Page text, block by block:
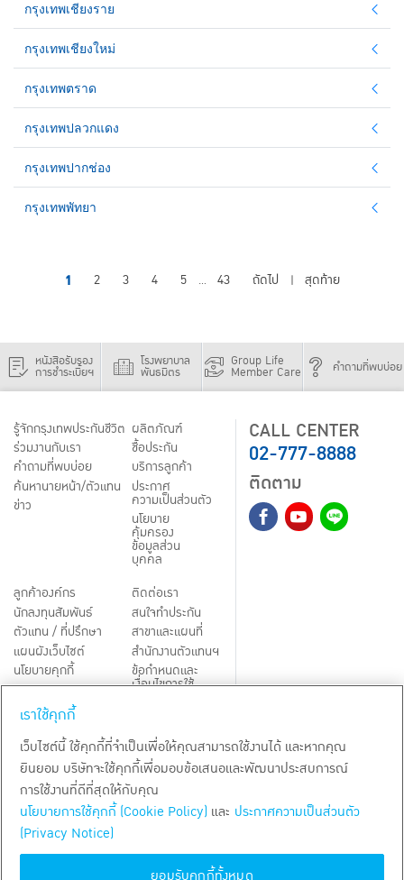
กรุงเทพเชียงราย
กรุงเทพเชียงใหม่
กรุงเทพตราด
กรุงเทพปลวกแดง
กรุงเทพปากช่อง
กรุงเทพพัทยา
1 2 3 4 5 ... 43 ถัดไป | สุดท้าย
หนังสือรับรอง
การชำระเบี้ยฯ
โรงพยาบาล
พันธมิตร
Group Life
Member Care คำถามที่พบบ่อย
รู้จักกรุงเทพประกันชีวิต
ร่วมงานกับเรา
คำถามที่พบบ่อย
ค้นหานายหน้า/ตัวแทน
ข่าว
ผลิตภัณฑ์
ชื้อประกัน
บริการลูกค้า
ประกาศ
ความเป็นส่วนตัว
นโยบาย
คุ้มครอง
ข้อมูลส่วน
บุคคล
ลูกค้าองค์กร
นักลงทุนสัมพันธ์
ตัวแทน / ที่ปรึกษา
แผนผังเว็บไซต์
นโยบายคุกกี้
Third-Party Notices
ติดต่อเรา
สนใจทำประกัน
สาขาและแผนที่
สำนักงานตัวแทนฯ
ข้อกำหนดและ
เงื่อนไขการใช้
CALL CENTER
02-777-8888
ติดตาม
TH EN
สงวนลิขสิทธิ์ พ.ศ.2569
เราใช้คุกกี้
เว็บไซต์นี้ ใช้คุกกี้ที่จำเป็นเพื่อให้คุณสามารถใช้งานได้ และหากคุณ
ยินยอม บริษัทจะใช้คุกกี้เพื่อมอบข้อเสนอและพัฒนาประสบการณ์
การใช้งานที่ดีที่สุดให้กับคุณ
นโยบายการใช้คุกกี้ (Cookie Policy) และ ประกาศความเป็นส่วนตัว
(Privacy Notice)